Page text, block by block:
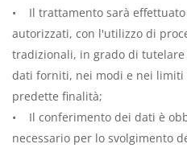
• Il trattamento sarà effettuato
autorizzati, con l'utilizzo di
tradizionali, in grado di
dati forniti, nei modi e nei limiti
predette finalità;
• Il conferimento dei dati è
necessario per lo svolgimento